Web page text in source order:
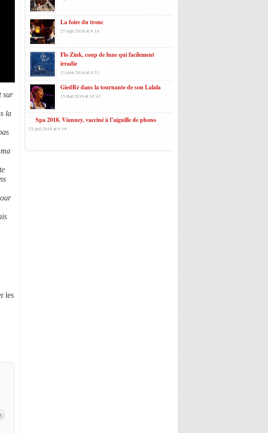
sur
la
les
La foire du tronc
27 sept 2016 at 9:14
Flo Zink, coup de lune qui facilement
irradie
11 juin 2016 at 8:51
GiedRé dans la tournante de son Lalala
15 mar 2016 at 10:43
Spa 2018. Vianney, vacciné à l’aiguille de phono
25 juil 2018 at 9:19